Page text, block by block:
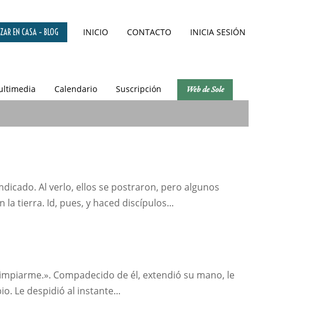
EN CASA – BLOG INICIO CONTACTO INICIA SESIÓN
Calendario Suscripción Web de Sole
Al verlo, ellos se postraron, pero algunos
la tierra. Id, pues, y haced discípulos...
Compadecido de él, extendió su mano, le
Le despidió al instante...